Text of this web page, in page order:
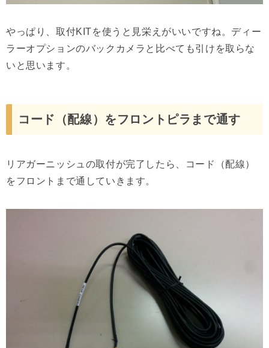
やっぱり、取付KITを使うと見栄えがいいですね。ディー
ラーオプションのバックカメラと比べても引けを取らな
いと思います。
コード（配線）をフロントピラまで通す
リアガーニッシュの取付が完了したら、コード（配線）
をフロントまで通していきます。